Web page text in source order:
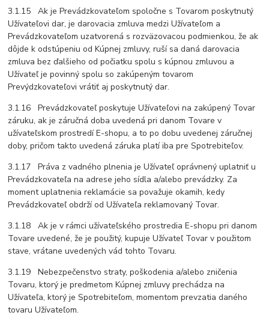
3.1.15 Ak je Prevádzkovateľom spoločne s Tovarom poskytnutý
Užívateľovi dar, je darovacia zmluva medzi Užívateľom a
Prevádzkovateľom uzatvorená s rozväzovacou podmienkou, že ak
dôjde k odstúpeniu od Kúpnej zmluvy, ruší sa daná darovacia
zmluva bez ďalšieho od počiatku spolu s kúpnou zmluvou a
Užívateľ je povinný spolu so zakúpeným tovarom
Prevýdzkovateľovi vrátiť aj poskytnutý dar.
3.1.16 Prevádzkovateľ poskytuje Užívateľovi na zakúpený Tovar
záruku, ak je záručná doba uvedená pri danom Tovare v
užívateľskom prostredí E-shopu, a to po dobu uvedenej záručnej
doby, pričom takto uvedená záruka platí iba pre Spotrebiteľov.
3.1.17 Práva z vadného plnenia je Užívateľ oprávnený uplatniť u
Prevádzkovateľa na adrese jeho sídla a/alebo prevádzky. Za
moment uplatnenia reklamácie sa považuje okamih, kedy
Prevádzkovateľ obdrží od Užívateľa reklamovaný Tovar.
3.1.18 Ak je v rámci užívateľského prostredia E-shopu pri danom
Tovare uvedené, že je použitý, kupuje Užívateľ Tovar v použitom
stave, vrátane uvedených vád tohto Tovaru.
3.1.19 Nebezpečenstvo straty, poškodenia a/alebo zničenia
Tovaru, ktorý je predmetom Kúpnej zmluvy prechádza na
Užívateľa, ktorý je Spotrebiteľom, momentom prevzatia daného
tovaru Užívateľom.